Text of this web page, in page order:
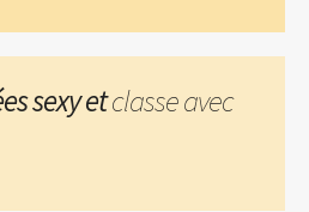
sexy etclasse avec